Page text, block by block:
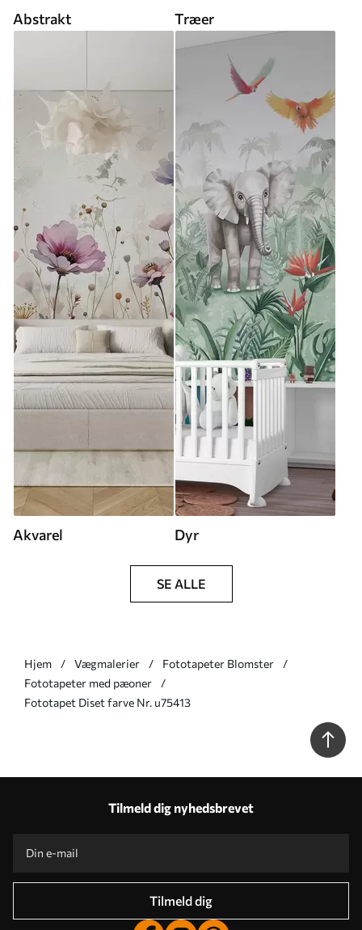
Abstrakt Træer
Akvarel Dyr
SE ALLE
Hjem Vægmalerier
Fototapeter Blomster
Fototapeter med pæoner
Fototapet Diset farve Nr. u75413
Tilmeld dig nyhedsbrevet
Tilmeld dig